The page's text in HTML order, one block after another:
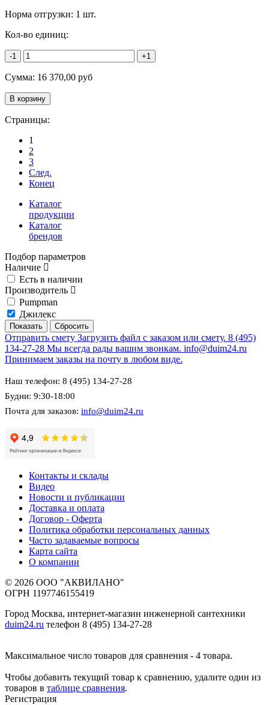
Норма отгрузки: 1 шт.
Кол-во единиц:
-1 +1
Сумма: 16 370,00 руб
Страницы:
1
2
3
След.
Конец
Каталог
продукции
Каталог
брендов
Подбор параметров
Наличие
Есть в наличии
Производитель
Pumpman
Джилекс
Отправить смету Загрузить файл с заказом или смету. 8 (495)
134-27-28 Мы всегда рады вашим звонкам. info@duim24.ru
Принимаем заказы на почту в любом виде.
Наш телефон: 8 (495) 134-27-28
Будни: 9:30-18:00
Почта для заказов: info@duim24.ru
Контакты и склады
Видео
Новости и публикации
Доставка и оплата
Договор - Оферта
Политика обработки персональных данных
Часто задаваемые вопросы
Карта сайта
О компании
© 2026 ООО "АКВИЛАНО"
ОГРН 1197746155419
Город Москва, интернет-магазин инженерной сантехники
duim24.ru телефон 8 (495) 134-27-28
Максимальное число товаров для сравнения - 4 товара.
Чтобы добавить текущий товар к сравнению, удалите один из
товаров в таблице сравнения.
Регистрация